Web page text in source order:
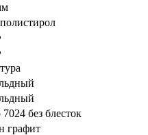
без блесток
графит